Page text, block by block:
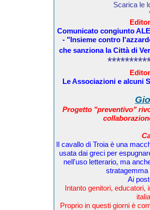
Scarica le
Comunicato congiunto
- "Insieme contro
che sanziona la Città di
Le Associazioni e alcuni
Progetto "preventivo"
Il cavallo di Troia è una
usata dai greci per
nell'uso letterario, ma
stratagemma
Ai
Intanto genitori, educatori,
Proprio in questi giorni è